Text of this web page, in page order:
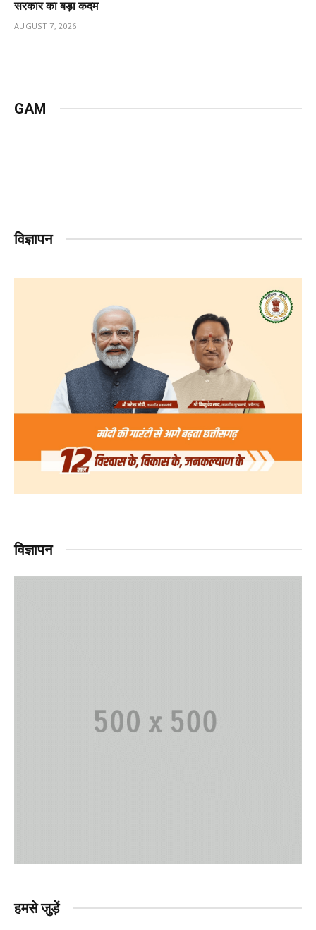
सरकार का बड़ा कदम
AUGUST 7, 2026
GAM
विज्ञापन
विज्ञापन
हमसे जुड़ें